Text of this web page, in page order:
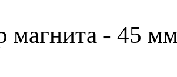
магнита - 45